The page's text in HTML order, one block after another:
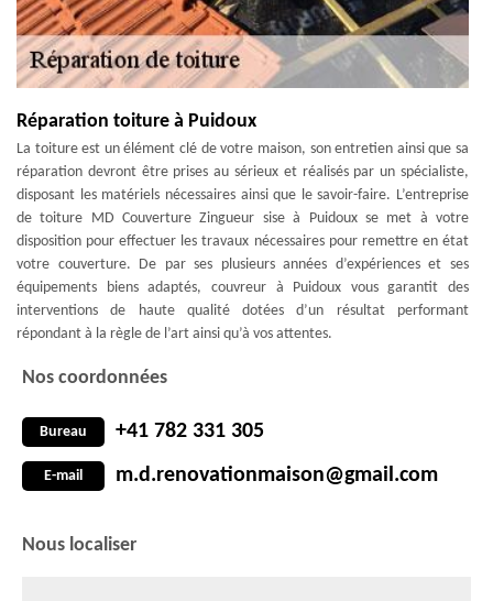
Réparation toiture à Puidoux
La toiture est un élément clé de votre maison, son entretien ainsi que sa
réparation devront être prises au sérieux et réalisés par un spécialiste,
disposant les matériels nécessaires ainsi que le savoir-faire. L’entreprise
de toiture MD Couverture Zingueur sise à Puidoux se met à votre
disposition pour effectuer les travaux nécessaires pour remettre en état
votre couverture. De par ses plusieurs années d’expériences et ses
équipements biens adaptés, couvreur à Puidoux vous garantit des
interventions de haute qualité dotées d’un résultat performant
répondant à la règle de l’art ainsi qu’à vos attentes.
Nos coordonnées
Bureau +41 782 331 305
E-mail m.d.renovationmaison@gmail.com
Nous localiser